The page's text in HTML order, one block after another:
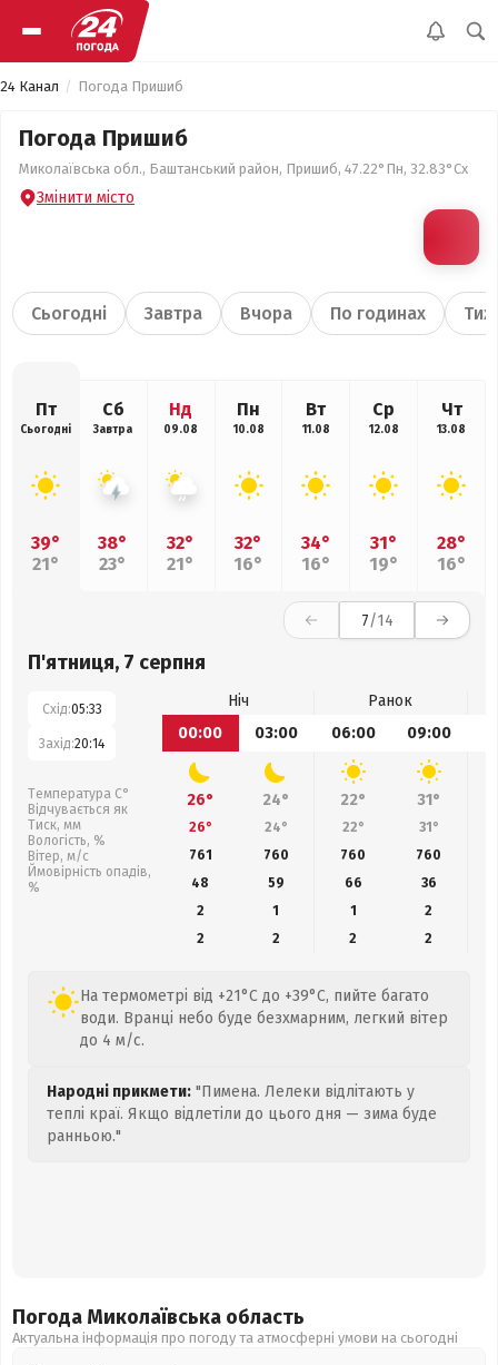
24 Канал Погода Пришиб
Погода Пришиб
Миколаївська обл., Баштанський район, Пришиб, 47.22°Пн, 32.83°Сх
Змінити місто
Сьогодні Завтра Вчора По годинах
Пт
Сьогодні
39°
21°
Сб
Завтра
38°
23°
Нд
09.08
32°
21°
Пн
10.08
32°
16°
Вт
11.08
34°
16°
Ср
12.08
31°
19°
Чт
13.08
28°
16°
7/14
П'ятниця, 7 серпня
Схід:05:33
Захід:20:14
Температура С°
Відчувається як
Тиск, мм
Вологість, %
Вітер, м/с
Ймовірність опадів,
%
Ніч
Ранок
00:00
03:00 06:00 09:00
26° 24° 22° 31°
26° 24° 22° 31°
761
760 760 760
48
59 66 36
2
1 1
2
2
2 2 2
На термометрі від +21°C до +39°C, пийте багато
води. Вранці небо буде безхмарним, легкий вітер
до 4 м/с.
Народні прикмети: "Пимена. Лелеки відлітають у
теплі краї. Якщо відлетіли до цього дня — зима буде
ранньою."
Погода Миколаївська область
Актуальна інформація про погоду та атмосферні умови на сьогодні